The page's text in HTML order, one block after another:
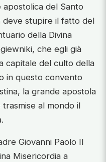
apostolica del Santo
deve stupire il fatto del
della Divina
che egli già
capitale del culto della
in questo convento
la grande apostola
al mondo il
Giovanni Paolo II
Misericordia a